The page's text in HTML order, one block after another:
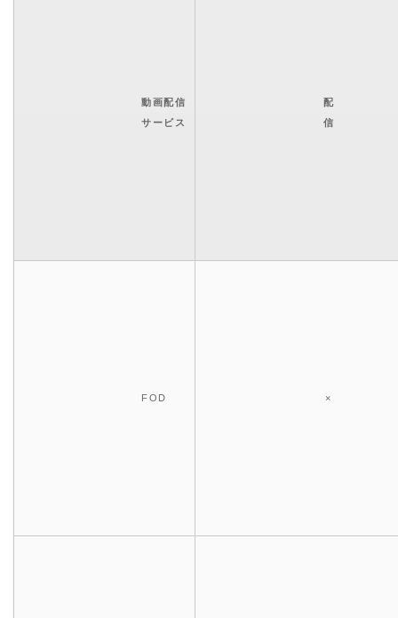
動画配信
サービス
配
信
FOD ×